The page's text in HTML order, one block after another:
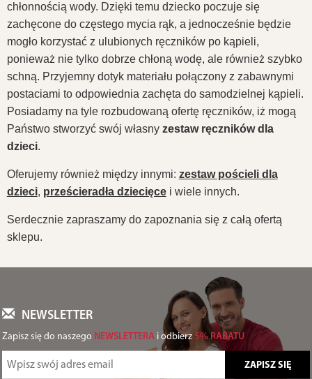
chłonnością wody. Dzięki temu dziecko poczuje się
zachęcone do częstego mycia rąk, a jednocześnie będzie
mogło korzystać z ulubionych ręczników po kąpieli,
ponieważ nie tylko dobrze chłoną wodę, ale również szybko
schną. Przyjemny dotyk materiału połączony z zabawnymi
postaciami to odpowiednia zachęta do samodzielnej kąpieli.
Posiadamy na tyle rozbudowaną ofertę ręczników, iż mogą
Państwo stworzyć swój własny zestaw ręczników dla
dzieci.
Oferujemy również między innymi: zestaw pościeli dla
dzieci, prześcieradła dziecięcei wiele innych.
Serdecznie zapraszamy do zapoznania się z całą ofertą
sklepu.
NEWSLETTER
Zapisz się do naszego NEWSLETTERA i odbierz 5% RABATU